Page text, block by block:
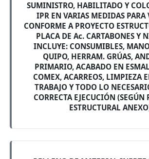
SUMINISTRO, HABILITADO Y
IPR EN VARIAS MEDIDAS PARA
CONFORME A PROYECTO
PLACA DE Ac. CARTABONES Y
INCLUYE: CONSUMIBLES,
QUIPO, HERRAM. GRÚAS,
PRIMARIO, ACABADO EN
COMEX, ACARREOS, LIMPIEZA
TRABAJO Y TODO LO
CORRECTA EJECUCIÓN (SEGÚN
ESTRUCTURAL